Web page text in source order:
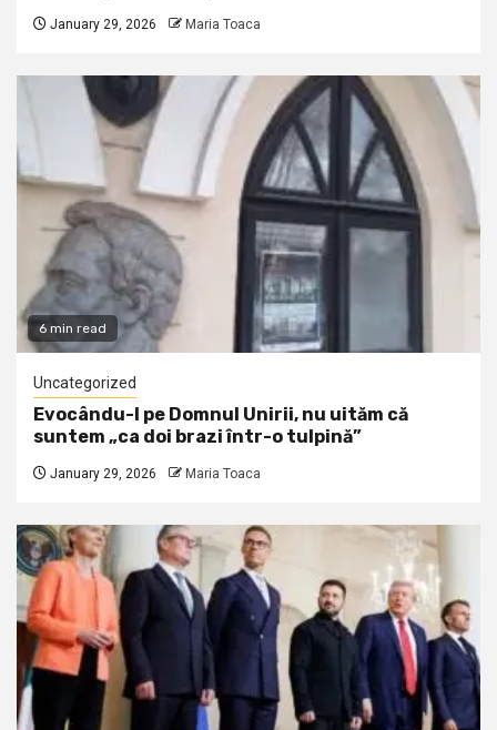
January 29, 2026 Maria Toaca
6 min read
Uncategorized
Evocându-l pe Domnul Unirii, nu uităm că
suntem „ca doi brazi într-o tulpină”
January 29, 2026 Maria Toaca